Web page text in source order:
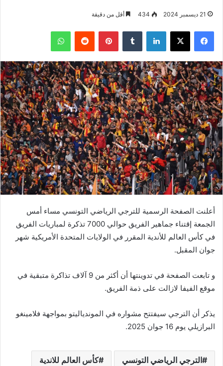
21 ديسمبر 2024 434 أقل من دقيقة
فيسبوك ‫X لينكدإن بينتيريست واتساب
أعلنت الصفحة الرسمية للترجي الرياضي التونسي مساء أمس
الجمعة إقتناء جماهير الفريق حوالي 7000 تذكرة لمباريات الفريق
في كأس العالم للأندية المقرر في الولايات المتحدة الأمريكية شهر
جوان المقبل.
و تابعت الصفحة في تدوينتها أن أكثر من 9 آلاف تذاكرة متبقية في
موقع الفيفا لازالت على ذمة الفريق.
يذكر أن الترجي سيفتتح مشواره في الموندياليتو بمواجهة فلامينغو
البرازيلي يوم 16 جوان 2025.
الترجي الرياضي التونسي كأس العالم للاندية